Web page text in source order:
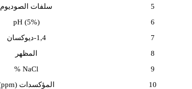
5
سلفات الصوديوم
6
pH (5%)
7
1,4-ديوكسان
8
المظهر
9
NaCl %
10
المؤكسدات (ppm)